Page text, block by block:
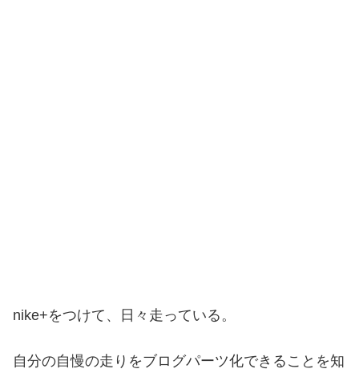
nike+をつけて、日々走っている。
自分の自慢の走りをブログパーツ化できることを知